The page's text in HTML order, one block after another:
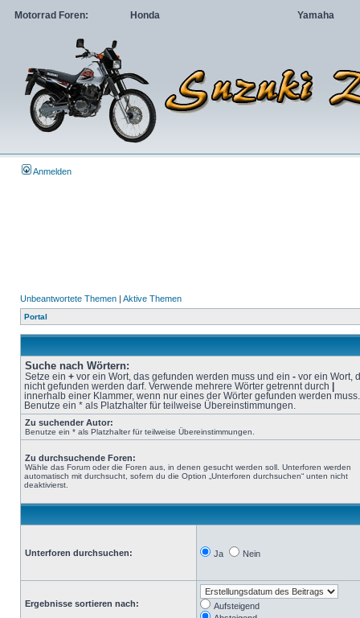
Motorrad Foren: Honda Yamaha
Anmelden
Unbeantwortete Themen | Aktive Themen
Portal
Suche nach Wörtern:
Setze ein + vor ein Wort, das gefunden werden muss und ein - vor ein Wort,
nicht gefunden werden darf. Verwende mehrere Wörter getrennt durch
innerhalb einer Klammer, wenn nur eines der Wörter gefunden werden muss.
Benutze ein * als Platzhalter für teilweise Übereinstimmungen.
Zu suchender Autor:
Benutze ein * als Platzhalter für teilweise Übereinstimmungen.
Zu durchsuchende Foren:
Wähle das Forum oder die Foren aus, in denen gesucht werden soll. Unterforen werden
automatisch mit durchsucht, sofern du die Option „Unterforen durchsuchen“ unten nicht
deaktivierst.
Unterforen durchsuchen: Ja Nein
Ergebnisse sortieren nach:
Aufsteigend